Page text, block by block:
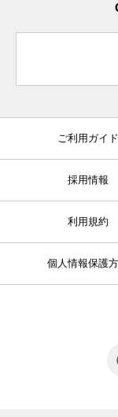
ご利用ガイド
採用情報
利用規約
個人情報保護